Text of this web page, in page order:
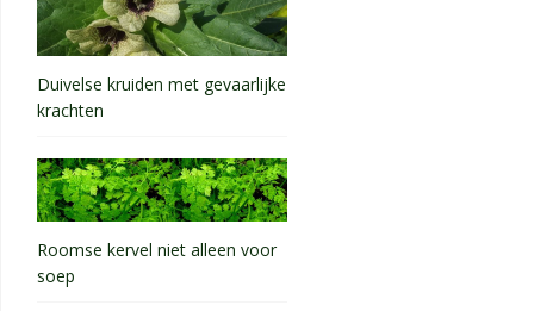
Duivelse kruiden met gevaarlijke
krachten
Roomse kervel niet alleen voor
soep